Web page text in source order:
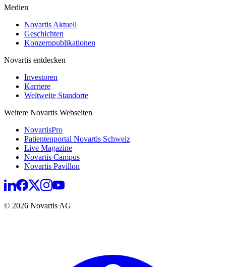
Medien
Novartis Aktuell
Geschichten
Konzernpublikationen
Novartis entdecken
Investoren
Karriere
Weltweite Standorte
Weitere Novartis Webseiten
NovartisPro
Patientenportal Novartis Schweiz
Live Magazine
Novartis Campus
Novartis Pavillon
© 2026 Novartis AG